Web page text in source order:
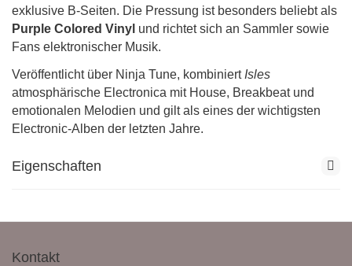
exklusive B-Seiten. Die Pressung ist besonders beliebt als
Purple Colored Vinyl und richtet sich an Sammler sowie
Fans elektronischer Musik.
Veröffentlicht über Ninja Tune, kombiniert Isles
atmosphärische Electronica mit House, Breakbeat und
emotionalen Melodien und gilt als eines der wichtigsten
Electronic-Alben der letzten Jahre.
Eigenschaften
Kontakt